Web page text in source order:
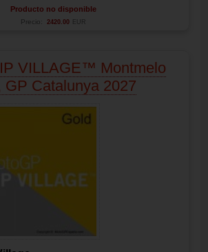
Producto no disponible
Precio: 2420.00 EUR
VILLAGE™ Montmelo
GP Catalunya 2027